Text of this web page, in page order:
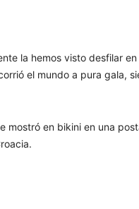
la hemos visto desfilar
el mundo a pura gala,
mostró en bikini en una